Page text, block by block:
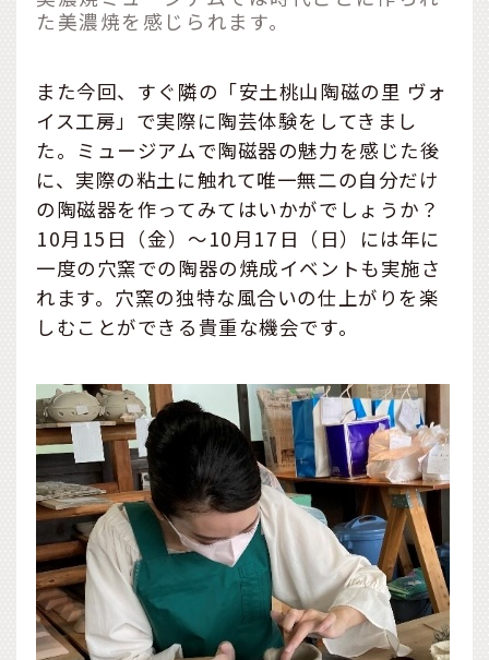
た美濃焼を感じられます。
また今回、すぐ隣の「安土桃山陶磁の里 ヴォ
イス工房」で実際に陶芸体験をしてきまし
た。ミュージアムで陶磁器の魅力を感じた後
に、実際の粘土に触れて唯一無二の自分だけ
の陶磁器を作ってみてはいかがでしょうか？
10月15日（金）～10月17日（日）には年に
一度の穴窯での陶器の焼成イベントも実施さ
れます。穴窯の独特な風合いの仕上がりを楽
しむことができる貴重な機会です。